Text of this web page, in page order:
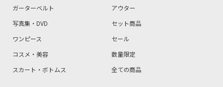
ガーターベルト
写真集・DVD
ワンピース
コスメ・美容
スカート・ボトムス
アウター
セット商品
セール
数量限定
全ての商品